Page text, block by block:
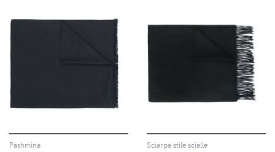
Pashmina Sciarpa stile scialle